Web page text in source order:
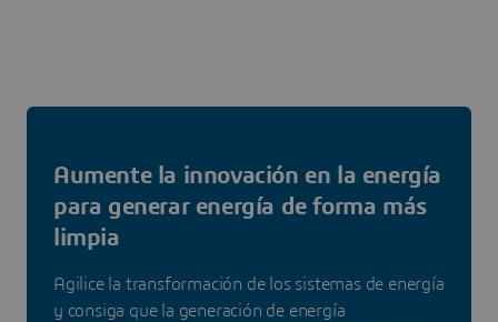
Aumente la innovación en la energía
para generar energía de forma más
limpia
Agilice la transformación de los sistemas de energía
y consiga que la generación de energía